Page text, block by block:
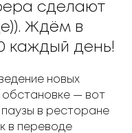
сделают
Ждём в
каждый день!
новых
— вот
в ресторане
в переводе